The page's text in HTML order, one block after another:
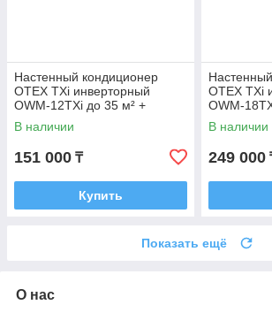
Настенный кондиционер
OTEX TXi инверторный
OWM-12TXi до 35 м² +
монтажный комплект
В наличии
151 000 ₸
Купить
OTEX TXi
OWM-
монтажный
В наличии
249 000
Показать ещё
О нас